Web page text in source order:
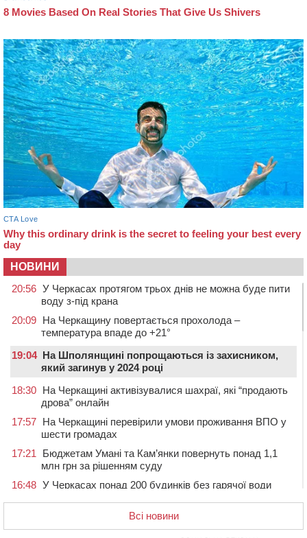
НОВИНИ
20:56 У Черкасах протягом трьох днів не можна буде пити
воду з-під крана
20:09 На Черкащину повертається прохолода –
температура впаде до +21°
19:04 На Шполянщині попрощаються із захисником,
який загинув у 2024 році
18:30 На Черкащині активізувалися шахраї, які “продають
дрова” онлайн
17:57 На Черкащині перевірили умови проживання ВПО у
шести громадах
17:21
Бюджетам Умані та Кам’янки повернуть понад 1,1
млн грн за рішенням суду
16:48 У Черкасах понад 200 будинків без гарячої води
На Звенигородщині провели в останню путь
загиблого на Херсонщині військового
Всі новини